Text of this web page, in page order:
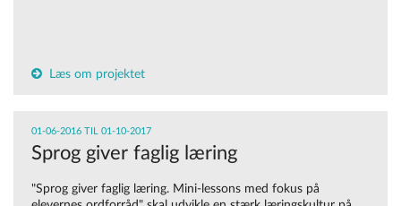
Læs om projektet
01-06-2016 TIL 01-10-2017
Sprog giver faglig læring
"Sprog giver faglig læring. Mini-lessons med fokus på